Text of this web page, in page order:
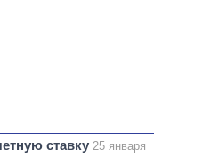
ставку 25 января